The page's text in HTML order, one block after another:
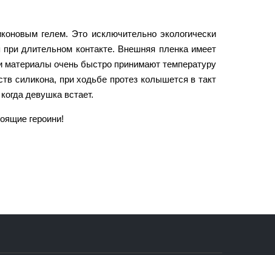
гелем. Это исключительно экологически
длительном контакте. Внешняя пленка имеет
материалы очень быстро принимают температуру
силикона, при ходьбе протез колышется в такт
девушка встает.
героини!